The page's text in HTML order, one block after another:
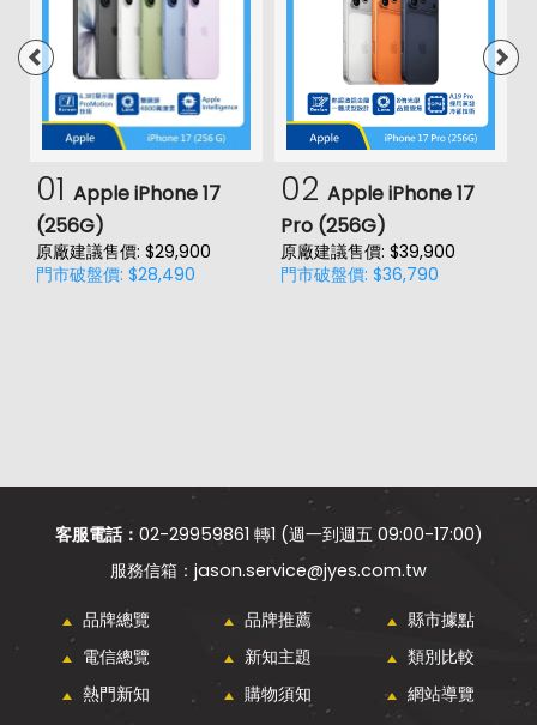
01 Apple iPhone 17
(256G)
原廠建議售價: $29,900
門市破盤價: $28,490
02 Apple iPhone 17
Pro (256G)
原廠建議售價: $39,900
門市破盤價: $36,790
客服電話： 02-29959861 轉1 (週一到週五 09:00-17:00)
jason.service@jyes.com.tw
品牌總覽 品牌推薦
縣市據點
電信總覽
新知主題
類別比較
熱門新知
購物須知 網站導覽